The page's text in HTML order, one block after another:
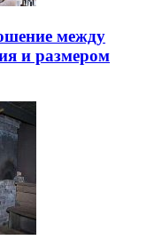
между
и размером